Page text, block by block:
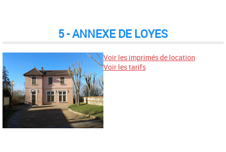
5 - ANNEXE DE LOYES
Voir les imprimés de location
Voir les tarifs